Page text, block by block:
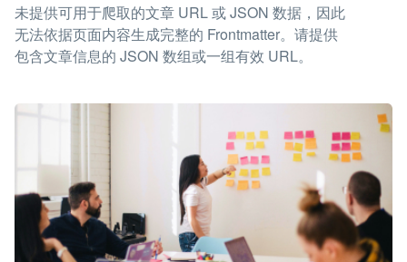
未提供可用于爬取的文章 URL 或 JSON 数据，因此
无法依据页面内容生成完整的 Frontmatter。请提供
包含文章信息的 JSON 数组或一组有效 URL。